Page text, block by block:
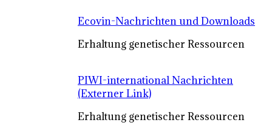
Ecovin-Nachrichten und Downloads
Erhaltung genetischer Ressourcen
PIWI-international Nachrichten
(Externer Link)
Erhaltung genetischer Ressourcen